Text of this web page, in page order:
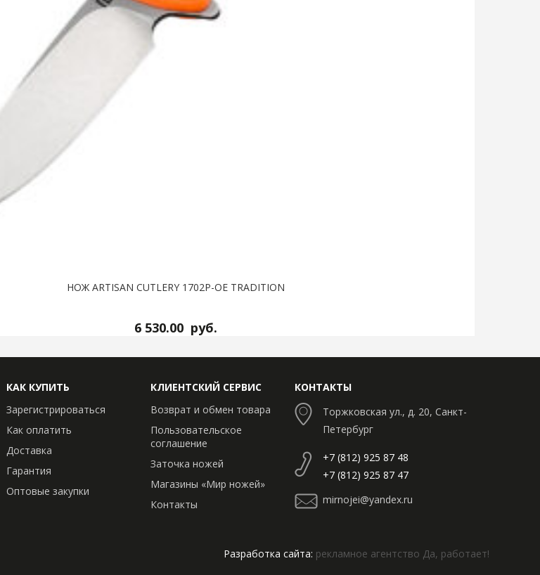
НОЖ ARTISAN CUTLERY 1702P-OE TRADITION
6 530.00 руб.
КАК КУПИТЬ
Зарегистрироваться
Как оплатить
Доставка
Гарантия
Оптовые закупки
КЛИЕНТСКИЙ СЕРВИС
Возврат и обмен товара
Пользовательское
соглашение
Заточка ножей
Магазины «Мир ножей»
Контакты
КОНТАКТЫ
Торжковская ул., д. 20, Санкт-
Петербург
+7 (812) 925 87 48
+7 (812) 925 87 47
mirnojei@yandex.ru
Разработка сайта: рекламное агентство Да, работает!